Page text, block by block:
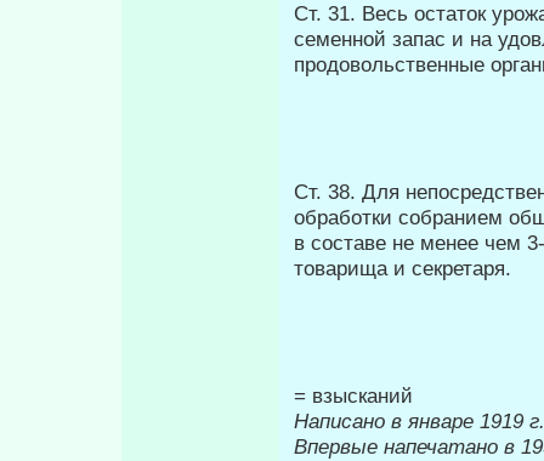
Ст. 31. Весь остаток
семенной запас и на
продовольственные
Ст. 38. Для
обработки собранием
в составе не менее чем
товарища и секретаря.
= взысканий
Написано в январе 1919 г.
Впервые напечатано в